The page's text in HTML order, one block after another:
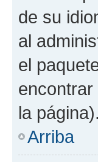
de su
al
el
la página).
Arriba